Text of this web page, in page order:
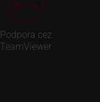
Podpora cez
TeamViewer